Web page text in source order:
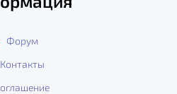
Форум
Контакты